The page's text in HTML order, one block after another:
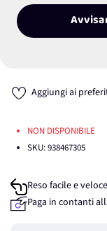
Aggiungi ai
NON DISPONIBILE
SKU:938467305
Reso facile e veloce
Paga in contanti